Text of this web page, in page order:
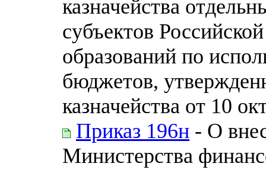
казначейства
субъектов
образований по
бюджетов,
казначейства от 10
Приказ 196н - О
Министерства